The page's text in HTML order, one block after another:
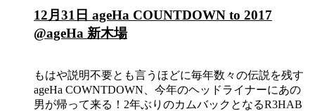
12月31日 ageHa COUNTDOWN to 2017
@ageHa 新木場
もはや説明不要とも言うほどに毎年数々の伝説を残す
ageHa COWNTDOWN、今年のヘッドライナーにあの
男が帰って来る！2年ぶりのカムバックとなるR3HAB